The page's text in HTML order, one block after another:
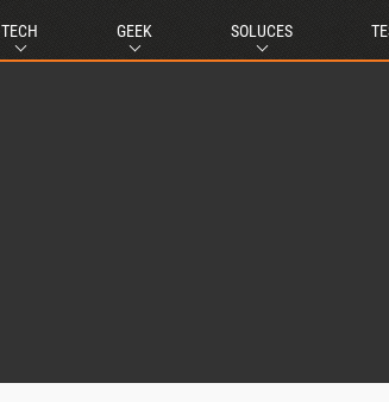
TECH GEEK SOLUCES